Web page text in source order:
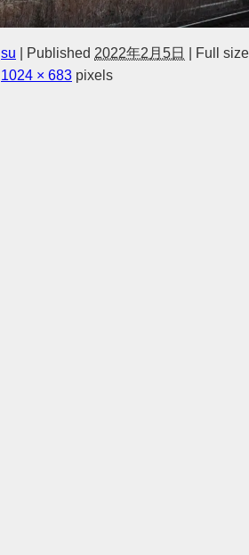
su Published 2022年2月5日
Full size
1024 × 683 pixels